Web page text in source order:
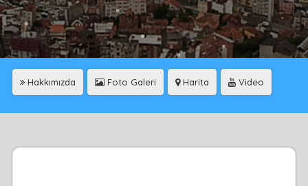
Hakkımızda Foto Galeri Harita Video